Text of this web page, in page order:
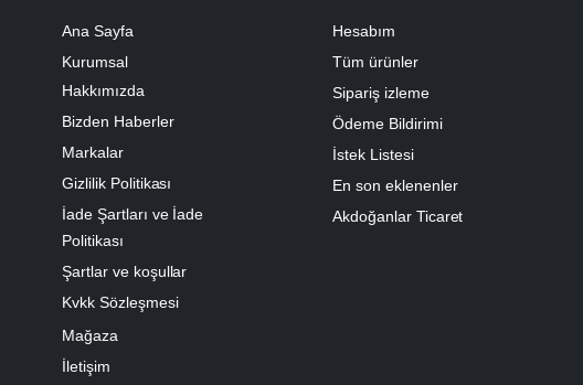
Ana Sayfa
Kurumsal
Hakkımızda
Bizden Haberler
Markalar
Gizlilik Politikası
İade Şartları ve İade
Politikası
Şartlar ve koşullar
Kvkk Sözleşmesi
Mağaza
İletişim
Hesabım
Tüm ürünler
Sipariş izleme
Ödeme Bildirimi
İstek Listesi
En son eklenenler
Akdoğanlar Ticaret